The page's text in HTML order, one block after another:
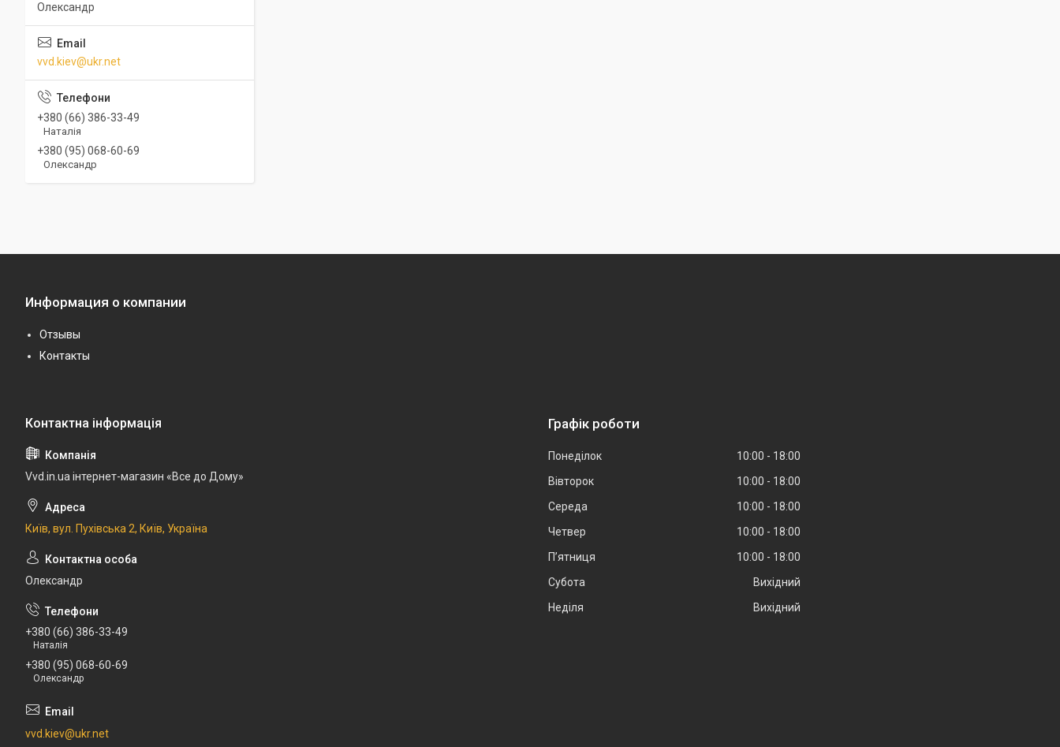
Олександр
vvd.kiev@ukr.net
+380 (66) 386-33-49
Наталія
+380 (95) 068-60-69
Олександр
Информация о компании
Отзывы
Контакты
Vvd.in.ua інтернет-магазин «Все до Дому»
Київ, вул. Пухівська 2, Київ, Україна
Олександр
+380 (66) 386-33-49
Наталія
+380 (95) 068-60-69
Олександр
vvd.kiev@ukr.net
Графік роботи
Понеділок 10:00
18:00
Вівторок
10:00
18:00
Середа
10:00
18:00
Четвер
10:00
18:00
Пʼятниця
10:00
18:00
Субота
Вихідний
Неділя
Вихідний